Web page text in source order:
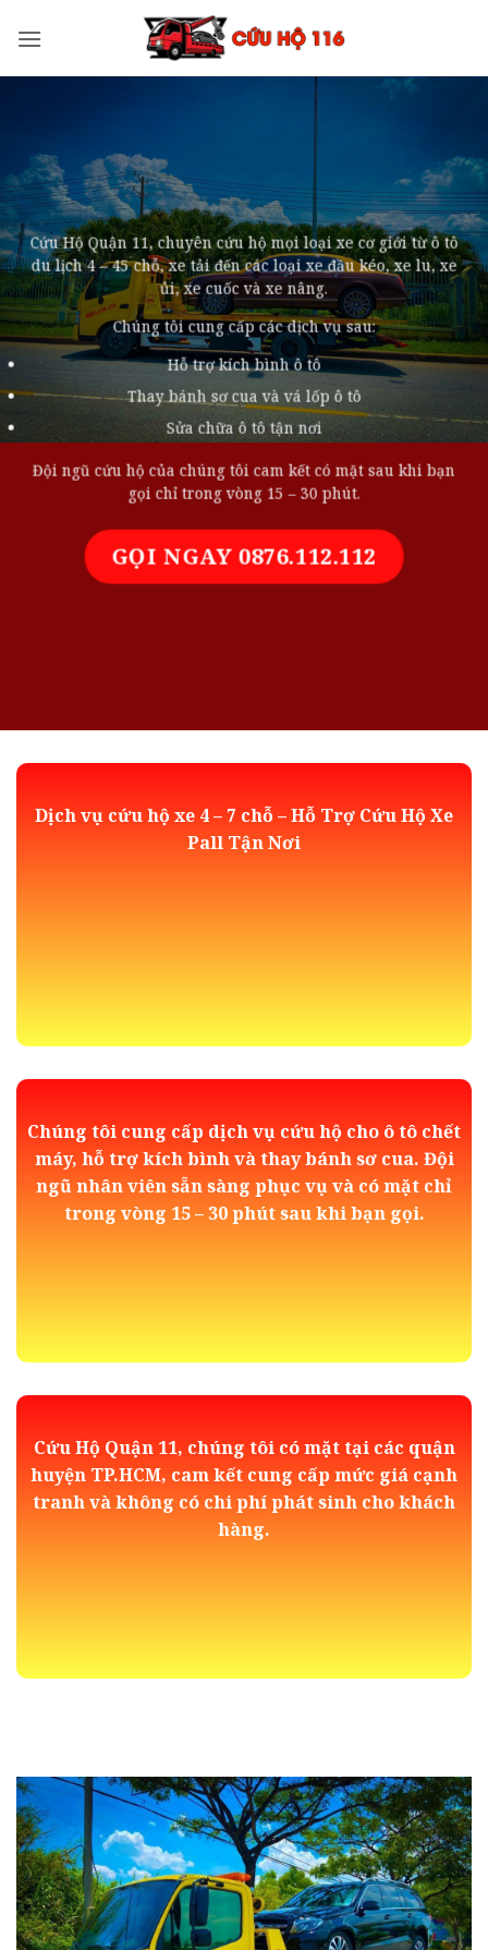
qua
Cứu Hộ Quận 11, chuyên cứu hộ mọi loại xe cơ giới từ ô tô
du lịch 4 – 45 chỗ, xe tải đến các loại xe đầu kéo, xe lu, xe
ủi, xe cuốc và xe nâng.
Chúng tôi cung cấp các dịch vụ sau:
Hỗ trợ kích bình ô tô
Thay bánh sơ cua và vá lốp ô tô
Sửa chữa ô tô tận nơi
Đội ngũ cứu hộ của chúng tôi cam kết có mặt sau khi bạn
gọi chỉ trong vòng 15 – 30 phút.
GỌI NGAY 0876.112.112
Dịch vụ cứu hộ xe 4 – 7 chỗ – Hỗ Trợ Cứu Hộ Xe
Pall Tận Nơi
Chúng tôi cung cấp dịch vụ cứu hộ cho ô tô chết
máy, hỗ trợ kích bình và thay bánh sơ cua. Đội
ngũ nhân viên sẵn sàng phục vụ và có mặt chỉ
trong vòng 15 – 30 phút sau khi bạn gọi.
Cứu Hộ Quận 11, chúng tôi có mặt tại các quận
huyện TP.HCM, cam kết cung cấp mức giá cạnh
tranh và không có chi phí phát sinh cho khách
hàng.